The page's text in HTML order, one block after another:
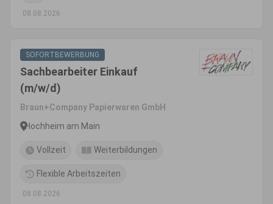
08.08.2026
SOFORTBEWERBUNG
Sachbearbeiter Einkauf
(m/w/d)
Braun+Company Papierwaren GmbH
Hochheim am Main
Vollzeit Weiterbildungen
Flexible Arbeitszeiten
08.08.2026